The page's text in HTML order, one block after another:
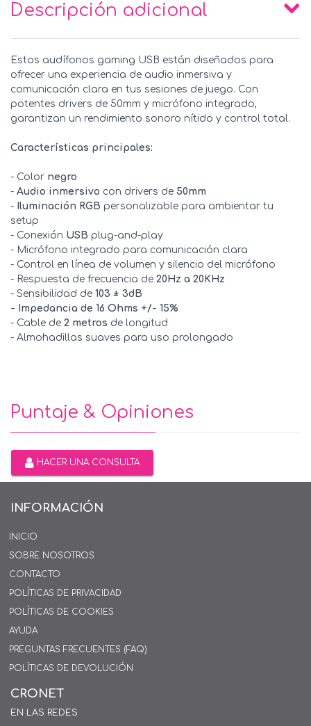
Descripción adicional
Estos audífonos gaming USB están diseñados para
ofrecer una experiencia de audio inmersiva y
comunicación clara en tus sesiones de juego. Con
potentes drivers de 50mm y micrófono integrado,
garantizan un rendimiento sonoro nítido y control total.
Características principales:
- Color negro
- Audio inmersivo con drivers de 50mm
- Iluminación RGB personalizable para ambientar tu
setup
- Conexión USB plug-and-play
- Micrófono integrado para comunicación clara
- Control en línea de volumen y silencio del micrófono
- Respuesta de frecuencia de 20Hz a 20KHz
- Sensibilidad de 103 ± 3dB
- Impedancia de 16 Ohms +/- 15%
- Cable de 2 metros de longitud
- Almohadillas suaves para uso prolongado
Puntaje & Opiniones
HACER UNA CONSULTA
INFORMACIÓN
INICIO
SOBRE NOSOTROS
CONTACTO
POLÍTICAS DE PRIVACIDAD
POLÍTICAS DE COOKIES
AYUDA
PREGUNTAS FRECUENTES (FAQ)
POLÍTICAS DE DEVOLUCIÓN
CRONET
EN LAS REDES